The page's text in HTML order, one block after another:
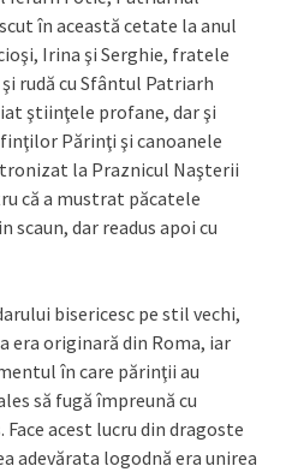
în această cetate la anul
Irina şi Serghie, fratele
rudă cu Sfântul Patriarh
ştiinţele profane, dar şi
Părinţi şi canoanele
la Praznicul Naşterii
că a mustrat păcatele
dar readus apoi cu
bisericesc pe stil vechi,
era originară din Roma, iar
în care părinţii au
să fugă împreună cu
acest lucru din dragoste
adevărata logodnă era unirea